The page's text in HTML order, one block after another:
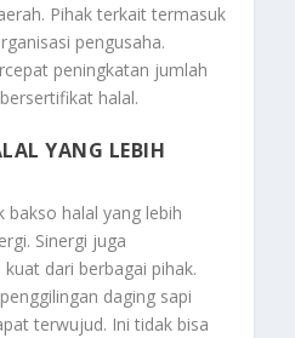
Pihak terkait termasuk
pengusaha.
peningkatan jumlah
halal.
YANG LEBIH
bakso halal yang lebih
Sinergi juga
dari berbagai pihak.
daging sapi
terwujud. Ini tidak bisa